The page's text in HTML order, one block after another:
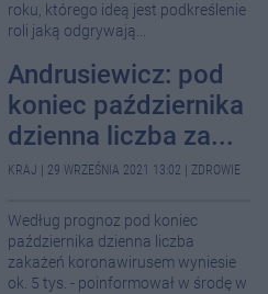
roku, którego ideą jest podkreślenie
roli jaką odgrywają...
Andrusiewicz: pod
koniec października
dzienna liczba za...
KRAJ 29 WRZEŚNIA 2021 13:02 ZDROWIE
Według prognoz pod koniec
października dzienna liczba
zakażeń koronawirusem wyniesie
ok. 5 tys. - poinformował w środę w